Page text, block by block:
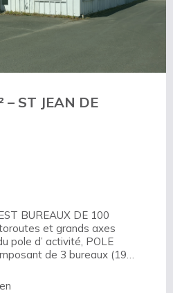
– ST JEAN DE
BUREAUX DE 100
et grands axes
pole d’ activité, POLE
de 3 bureaux (19…